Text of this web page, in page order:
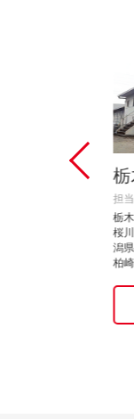
栃
担
栃
桜
潟
柏